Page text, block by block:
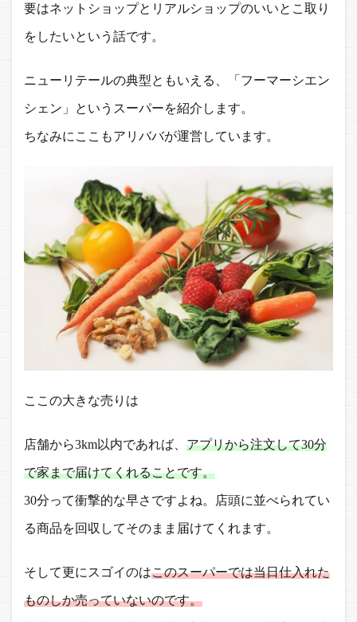
要はネットショップとリアルショップのいいとこ取り
をしたいという話です。
ニューリテールの典型ともいえる、「フーマーシエン
シェン」というスーパーを紹介します。
ちなみにここもアリババが運営しています。
ここの大きな売りは
店舗から3km以内であれば、 アプリから注文して30分
で家まで届けてくれることです。
30分って衝撃的な早さですよね。店頭に並べられてい
る商品を回収してそのまま届けてくれます。
そして更にスゴイのはこのスーパーでは当日仕入れた
ものしか売っていないのです。